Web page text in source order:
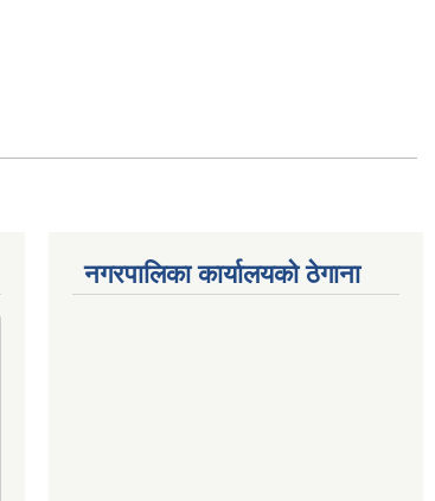
नगरपालिका कार्यालयको ठेगाना